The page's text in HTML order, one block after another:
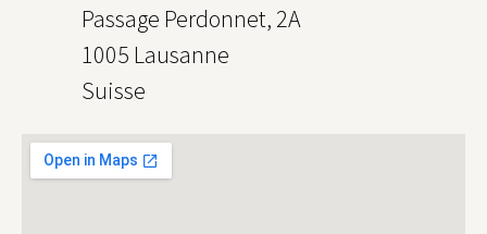
Passage Perdonnet, 2A
1005 Lausanne
Suisse